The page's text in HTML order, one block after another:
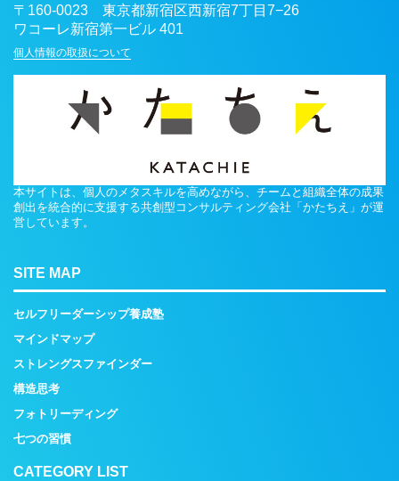
〒 160-0023 東京都新宿区西新宿7丁目7−26
ワコーレ新宿第一ビル 401
個人情報の取扱について
本サイトは、個人のメタスキルを高めながら、チームと組織全体の成果
創出を統合的に支援する共創型コンサルティング会社「かたちえ」が運
営しています。
SITE MAP
セルフリーダーシップ養成塾
マインドマップ
ストレングスファインダー
構造思考
フォトリーディング
七つの習慣
CATEGORY LIST